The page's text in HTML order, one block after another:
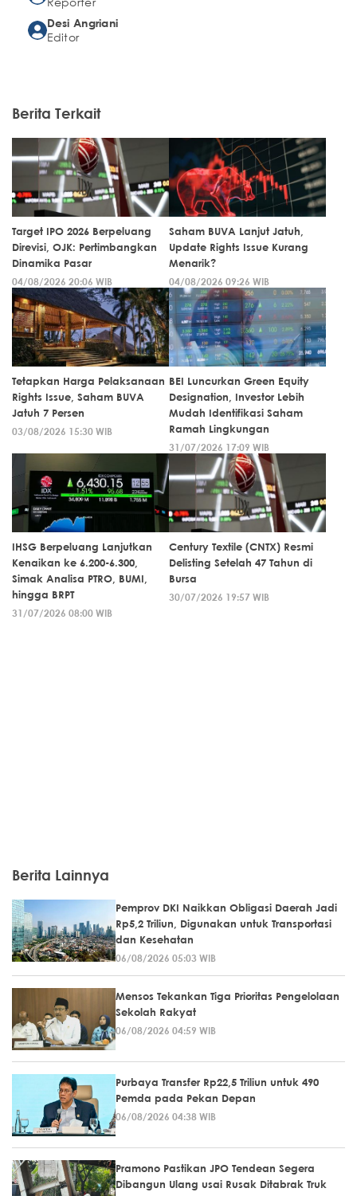
Desi Angriani
Editor
Berita Terkait
Target IPO 2026 Berpeluang
Direvisi, OJK: Pertimbangkan
Dinamika Pasar
04/08/2026 20:06 WIB
Saham BUVA Lanjut Jatuh,
Update Rights Issue Kurang
Menarik?
04/08/2026 09:26 WIB
Tetapkan Harga Pelaksanaan
Rights Issue, Saham BUVA
Jatuh 7 Persen
03/08/2026 15:30 WIB
BEI Luncurkan Green Equity
Designation, Investor Lebih
Mudah Identifikasi Saham
Ramah Lingkungan
31/07/2026 17:09 WIB
IHSG Berpeluang Lanjutkan
Kenaikan ke 6.200-6.300,
Simak Analisa PTRO, BUMI,
hingga BRPT
31/07/2026 08:00 WIB
Century Textile (CNTX) Resmi
Delisting Setelah 47 Tahun di
Bursa
30/07/2026 19:57 WIB
Berita Lainnya
Pemprov DKI Naikkan Obligasi Daerah Jadi
Rp5,2 Triliun, Digunakan untuk Transportasi
dan Kesehatan
06/08/2026 05:03 WIB
Mensos Tekankan Tiga Prioritas Pengelolaan
Sekolah Rakyat
06/08/2026 04:59 WIB
Purbaya Transfer Rp22,5 Triliun untuk 490
Pemda pada Pekan Depan
06/08/2026 04:38 WIB
Pramono Pastikan JPO Tendean Segera
Dibangun Ulang usai Rusak Ditabrak Truk